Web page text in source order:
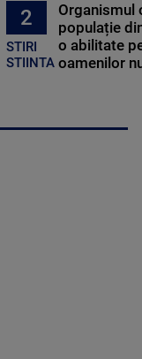
2
STIRI
STIINTA
Organismul
populație
o abilitate
oamenilor